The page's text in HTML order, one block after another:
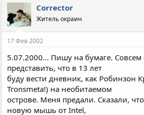
т
о
р
т
е
ы
т
н
а
л
а
Corrector
Житель окраин
17 Фев 2002
5.07.2000... Пишу на бумаге.
представить, что в 13 лет
буду вести дневник, как Робинзон
Tronsmeta!) на необитаемом
острове. Меня предали. Сказали,
новую мышь от Intel,